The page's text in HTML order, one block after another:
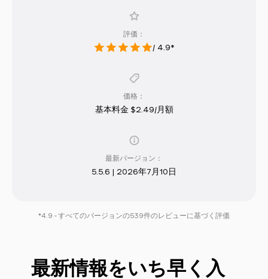
評価：
/ 4.9*
価格：
基本料金 $2.49/月額
最新バージョン：
5.5.6 | 2026年7月10日
*4.9 - すべてのバージョンの539件のレビューに基づく評価
最新情報をいち早く入